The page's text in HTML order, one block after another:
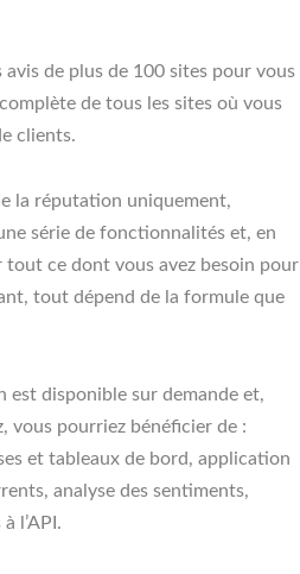
avis de plus de 100 sites pour vous
de tous les sites où vous
clients.
la réputation uniquement,
série de fonctionnalités et, en
ce dont vous avez besoin pour
tout dépend de la formule que
est disponible sur demande et,
vous pourriez bénéficier de :
et tableaux de bord, application
analyse des sentiments,
l’API.